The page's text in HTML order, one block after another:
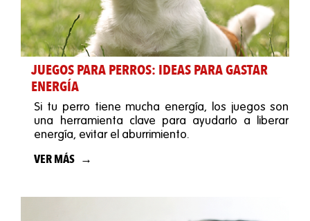
JUEGOS PARA PERROS: IDEAS PARA GASTAR
ENERGÍA
Si tu perro tiene mucha energía, los juegos son
una herramienta clave para ayudarlo a liberar
energía, evitar el aburrimiento.
VER MÁS